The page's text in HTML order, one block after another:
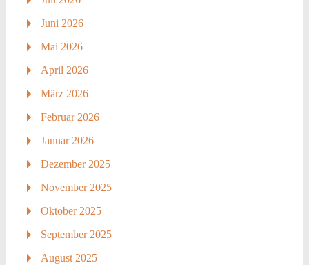
Juni 2026
Mai 2026
April 2026
März 2026
Februar 2026
Januar 2026
Dezember 2025
November 2025
Oktober 2025
September 2025
August 2025